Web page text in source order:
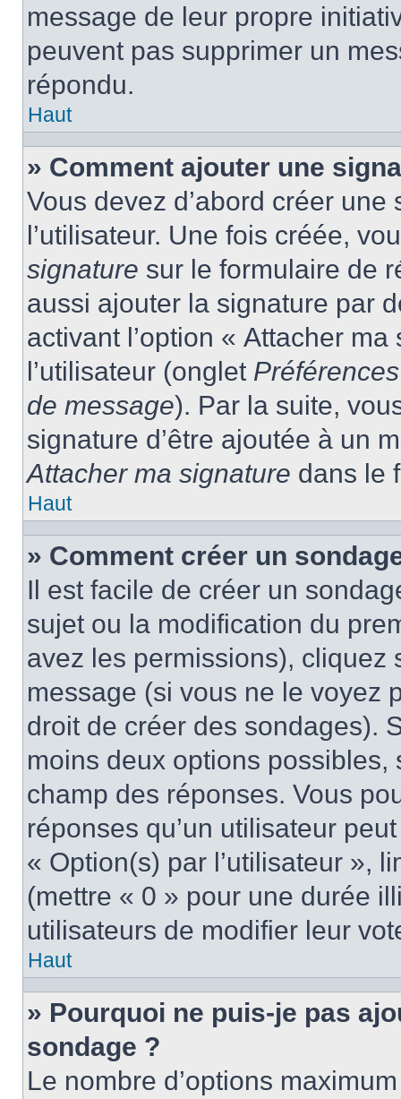
message de leur propre
peuvent pas supprimer un
répondu.
Haut
» Comment ajouter une
Vous devez d’abord créer
l’utilisateur. Une fois créée,
signature sur le formulaire de
aussi ajouter la signature par
activant l’option « Attacher
l’utilisateur (onglet
de message). Par la suite,
signature d’être ajoutée à un
Attacher ma signature dans le
Haut
» Comment créer un
Il est facile de créer un
sujet ou la modification du
avez les permissions), cliquez
message (si vous ne le voyez
droit de créer des sondages).
moins deux options
champ des réponses. Vous
réponses qu’un utilisateur
« Option(s) par l’utilisateur »,
(mettre « 0 » pour une durée
utilisateurs de modifier leur
Haut
» Pourquoi ne puis-je pas
sondage ?
Le nombre d’options